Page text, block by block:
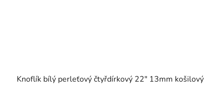
Knoflík bílý perleťový čtyřdírkový 22" 13mm košilový